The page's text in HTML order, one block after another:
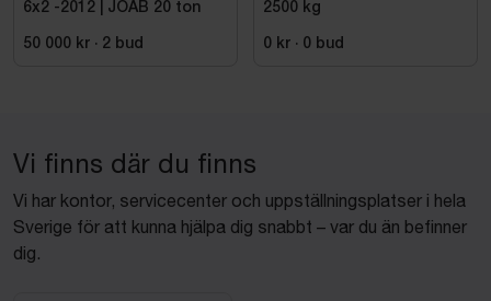
6x2 -2012 | JOAB 20 ton
50 000 kr · 2 bud
2500 kg
0 kr · 0 bud
Vi finns där du finns
Vi har kontor, servicecenter och uppställningsplatser i hela
Sverige för att kunna hjälpa dig snabbt – var du än befinner
dig.